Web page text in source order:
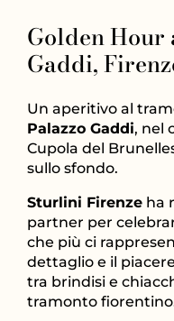
Golden Hour
Gaddi,
Un aperitivo al
Palazzo Gaddi, nel
Cupola del
sullo sfondo.
Sturlini Firenze ha
partner per
che più ci
dettaglio e il
tra brindisi e
tramonto